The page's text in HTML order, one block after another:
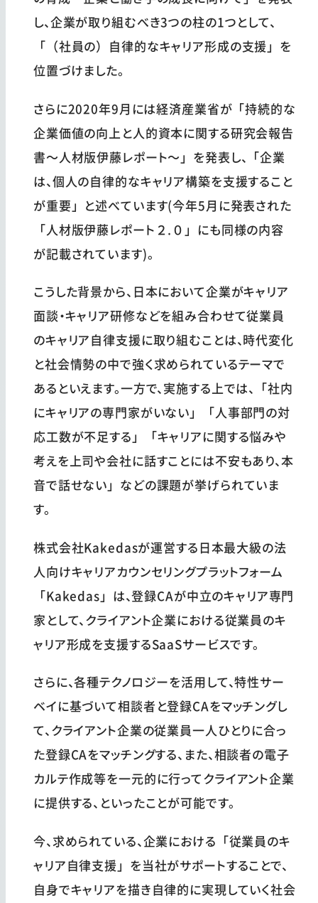
し、企業が取り組むべき3つの柱の1つとして、
「（社員の）自律的なキャリア形成の支援」を
位置づけました。
さらに2020年9月には経済産業省が「持続的な
企業価値の向上と人的資本に関する研究会報告
書〜人材版伊藤レポート〜」を発表し、「企業
は、個人の自律的なキャリア構築を支援すること
が重要」と述べています(今年5月に発表された
「人材版伊藤レポート２.０」にも同様の内容
が記載されています)。
こうした背景から、日本において企業がキャリア
面談・キャリア研修などを組み合わせて従業員
のキャリア自律支援に取り組むことは、時代変化
と社会情勢の中で強く求められているテーマで
あるといえます。一方で、実施する上では、「社内
にキャリアの専門家がいない」「人事部門の対
応工数が不足する」「キャリアに関する悩みや
考えを上司や会社に話すことには不安もあり、本
音で話せない」などの課題が挙げられていま
す。
株式会社Kakedasが運営する日本最大級の法
人向けキャリアカウンセリングプラットフォーム
「Kakedas」は、登録CAが中立のキャリア専門
家として、クライアント企業における従業員のキ
ャリア形成を支援するSaaSサービスです。
さらに、各種テクノロジーを活用して、特性サー
ベイに基づいて相談者と登録CAをマッチングし
て、クライアント企業の従業員一人ひとりに合っ
た登録CAをマッチングする、また、相談者の電子
カルテ作成等を一元的に行ってクライアント企業
に提供する、といったことが可能です。
今、求められている、企業における「従業員のキ
ャリア自律支援」を当社がサポートすることで、
自身でキャリアを描き自律的に実現していく社会